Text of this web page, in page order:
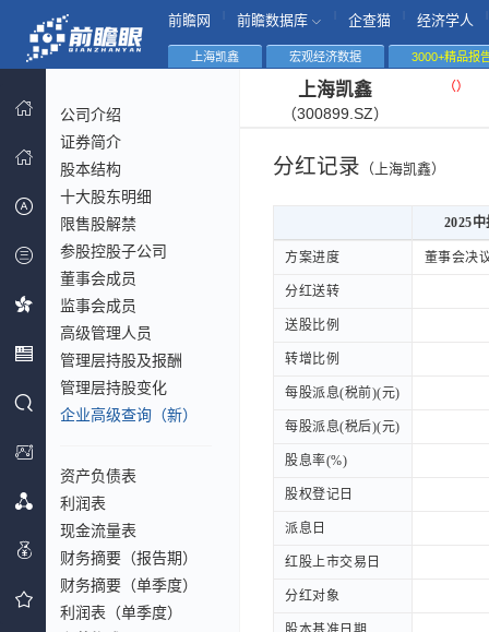
前瞻网 前瞻数据库 企查猫 经济学人
上海凯鑫 宏观经济数据 3000+精品报
公司介绍
证券简介
股本结构
十大股东明细
限售股解禁
参股控股子公司
董事会成员
监事会成员
高级管理人员
管理层持股及报酬
管理层持股变化
企业高级查询（新）
资产负债表
利润表
现金流量表
财务摘要（报告期）
财务摘要（单季度）
利润表（单季度）
上海凯鑫
（300899.SZ）
（）
分红记录 （上海凯鑫）
2025中
2025中
方案进度 董事会决
分红送转
送股比例
转增比例
每股派息(税前)(元)
每股派息(税后)(元)
股息率(%)
股权登记日
派息日
红股上市交易日
分红对象
方案进度
分红送转
送股比例
转增比例
每股派息(税前)(元)
每股派息(税后)(元)
股息率(%)
股权登记日
派息日
红股上市交易日
分红对象